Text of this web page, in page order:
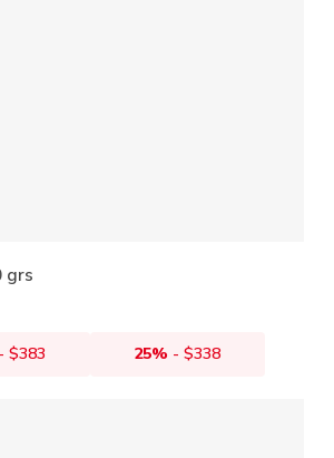
grs
- $383 25% -$338